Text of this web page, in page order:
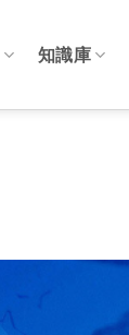
知識庫